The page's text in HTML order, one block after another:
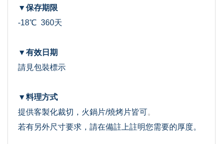
▼保存期限
-18℃ 360天
▼有效日期
請見包裝標示
▼料理方式
提供客製化裁切，火鍋片/燒烤片皆可。
若有另外尺寸要求，請在備註上註明您需要的厚度。